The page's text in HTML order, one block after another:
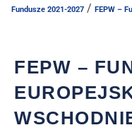
Fundusze 2021-2027/ FEPW –
FEPW –